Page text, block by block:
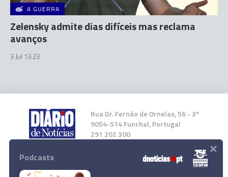
A GUERRA
Zelensky admite dias difíceis mas reclama
avanços
3 Jul 13:23
Rua Dr. Fernão de Ornelas, 56 - 3º
9054-514 Funchal, Portugal
291 202 300
Instale a nossa App
Podcasts ×